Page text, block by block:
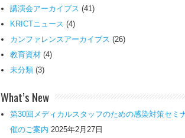
講演会アーカイブス (41)
KRICTニュース (4)
カンファレンスアーカイブス (26)
教育資材 (4)
未分類 (3)
What’s New
第30回メディカルスタッフのための感染対策セミ
催のご案内 2025年2月27日